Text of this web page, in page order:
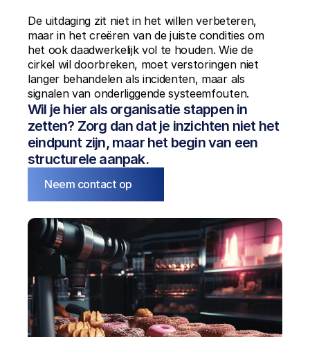
De uitdaging zit niet in het willen verbeteren,
maar in het creëren van de juiste condities om
het ook daadwerkelijk vol te houden. Wie de
cirkel wil doorbreken, moet verstoringen niet
langer behandelen als incidenten, maar als
signalen van onderliggende systeemfouten.
Wil je hier als organisatie stappen in
zetten? Zorg dan dat je inzichten niet het
eindpunt zijn, maar het begin van een
structurele aanpak.
Neem contact op